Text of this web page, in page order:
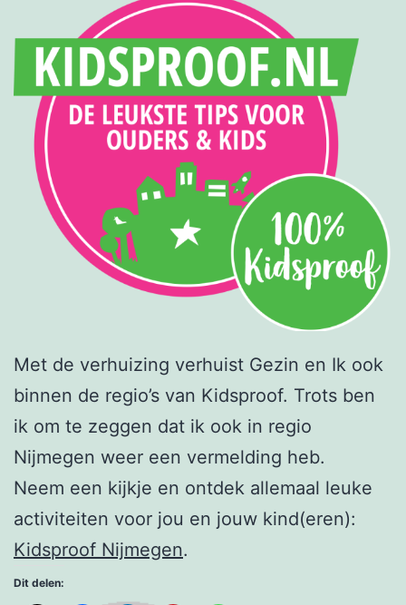
Met de verhuizing verhuist Gezin en Ik ook
binnen de regio’s van Kidsproof. Trots ben
ik om te zeggen dat ik ook in regio
Nijmegen weer een vermelding heb.
Neem een kijkje en ontdek allemaal leuke
activiteiten voor jou en jouw kind(eren):
Kidsproof Nijmegen.
Dit delen: